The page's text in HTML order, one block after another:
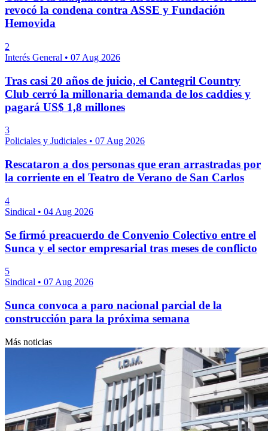
revocó la condena contra ASSE y Fundación
Hemovida
2
Interés General • 07 Aug 2026
Tras casi 20 años de juicio, el Cantegril Country
Club cerró la millonaria demanda de los caddies y
pagará US$ 1,8 millones
3
Policiales y Judiciales • 07 Aug 2026
Rescataron a dos personas que eran arrastradas por
la corriente en el Teatro de Verano de San Carlos
4
Sindical • 04 Aug 2026
Se firmó preacuerdo de Convenio Colectivo entre el
Sunca y el sector empresarial tras meses de conflicto
5
Sindical • 07 Aug 2026
Sunca convoca a paro nacional parcial de la
construcción para la próxima semana
Más noticias